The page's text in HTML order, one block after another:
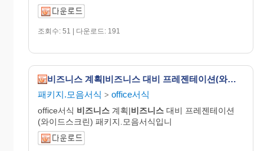
조회수: 51 | 다운로드: 191
비즈니스 계획|비즈니스 대비 프레젠테이션(와이드스크린)
패키지.모음서식 > office서식
office서식 비즈니스 계획|비즈니스 대비 프레젠테이션
(와이드스크린) 패키지.모음서식입니